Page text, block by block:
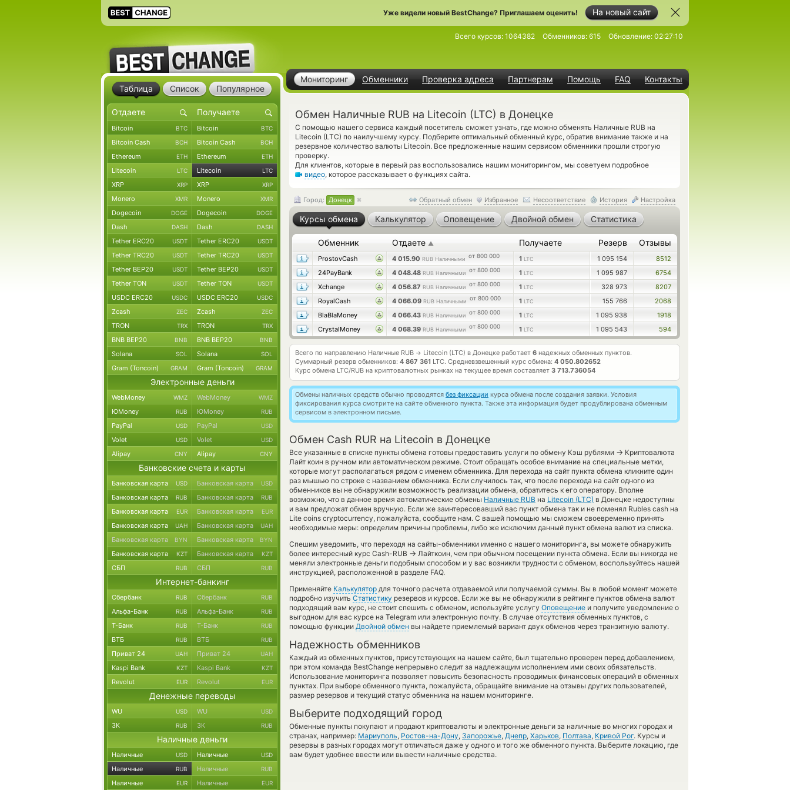
На новый сайт
Уже видели новый BestChange? Приглашаем оценить!
Мониторинг Обменники Проверка адреса Партнерам Помощь FAQ Контакты
Всего курсов: 1064382 Обменников: 615 Обновление: 02:27:10
Обмен Наличные RUB на Litecoin (LTC) в Донецке
С помощью нашего сервиса каждый посетитель сможет узнать, где можно обменять Наличные RUB на
Litecoin (LTC) по наилучшему курсу. Подберите оптимальный обменный курс, обратив внимание также и на
резервное количество валюты Litecoin. Все предложенные нашим сервисом обменники прошли строгую
проверку.
Для клиентов, которые в первый раз воспользовались нашим мониторингом, мы советуем подробное
видео, которое рассказывает о функциях сайта.
Обратный обмен Избранное Несоответствие История Настройка
Город: Донецк
Курсы обмена Калькулятор Оповещение Двойной обмен Статистика
Обменник Отдаете ▲ Получаете Резерв Отзывы
ProstovCash 4 015.90 RUB Наличными от 800 000 1 LTC 1 095 154
8512
24PayBank
4 048.48 RUB Наличными от 800 000 1 LTC 1 095 987
6754
Xchange
4 056.87 RUB Наличными от 800 000 1 LTC 328 973
8207
RoyalCash
4 066.09 RUB Наличными от 800 000 1 LTC 155 766
2068
BlaBlaMoney
4 066.43 RUB Наличными от 800 000 1 LTC 1 095 938
1918
CrystalMoney
4 068.39 RUB Наличными от 800 000 1 LTC 1 095 543 594
Всего по направлению Наличные RUB → Litecoin (LTC) в Донецке работает 6 надежных обменных пунктов.
Суммарный резерв обменников: 4 867 361 LTC. Средневзвешенный курс обмена: 4 050.802652
Курс обмена LTC/RUB на криптовалютных рынках на текущее время составляет 3 713.736054
Обмены наличных средств обычно проводятся без фиксации курса обмена после создания заявки. Условия
фиксирования курса смотрите на сайте обменного пункта. Также эта информация будет продублирована обменным
сервисом в электронном письме.
Обмен Cash RUR на Litecoin в Донецке
Все указанные в списке пункты обмена готовы предоставить услуги по обмену Кэш рублями → Криптовалюта
Лайт коин в ручном или автоматическом режиме. Стоит обращать особое внимание на специальные метки,
которые могут располагаться рядом с именем обменника. Для перехода на сайт пункта обмена кликните один
раз мышью по строке с названием обменника. Если случилось так, что после перехода на сайт одного из
обменников вы не обнаружили возможность реализации обмена, обратитесь к его оператору. Вполне
возможно, что в данное время автоматические обмены Наличные RUB на Litecoin (LTC) в Донецке недоступны
и вам предложат обмен вручную. Если же заинтересовавший вас пункт обмена так и не поменял Rubles cash на
Lite coins cryptocurrency, пожалуйста, сообщите нам. С вашей помощью мы сможем своевременно принять
необходимые меры: определим причины проблемы, либо же исключим данный пункт обмена валют из списка.
Спешим уведомить, что переходя на сайты-обменники именно с нашего мониторинга, вы можете обнаружить
более интересный курс Cash-RUB → Лайткоин, чем при обычном посещении пункта обмена. Если вы никогда не
меняли электронные деньги подобным способом и у вас возникли трудности с обменом, воспользуйтесь нашей
инструкцией, расположенной в разделе FAQ.
Применяйте Калькулятор для точного расчета отдаваемой или получаемой суммы. Вы в любой момент можете
подробно изучить Статистику резервов и курсов. Если же вы не обнаружили в рейтинге пунктов обмена валют
подходящий вам курс, не стоит спешить с обменом, используйте услугу Оповещение и получите уведомление о
выгодном для вас курсе на Telegram или электронную почту. В случае отсутствия обменных пунктов, с
помощью функции Двойной обмен вы найдете приемлемый вариант двух обменов через транзитную валюту.
Надежность обменников
Каждый из обменных пунктов, присутствующих на нашем сайте, был тщательно проверен перед добавлением,
при этом команда BestChange непрерывно следит за надлежащим исполнением ими своих обязательств.
Использование мониторинга позволяет повысить безопасность проводимых финансовых операций в обменных
пунктах. При выборе обменного пункта, пожалуйста, обращайте внимание на отзывы других пользователей,
размер резервов и текущий статус обменника на нашем мониторинге.
Выберите подходящий город
Обменные пункты покупают и продают криптовалюты и электронные деньги за наличные во многих городах и
странах, например: Мариуполь, Ростов-на-Дону, Запорожье, Днепр, Харьков, Полтава, Кривой Рог. Курсы и
резервы в разных городах могут отличаться даже у одного и того же обменного пункта. Выберите локацию, где
вам будет удобнее ввести или вывести наличные средства.
Таблица Список Популярное
Bitcoin BTC Bitcoin BTC
Bitcoin Cash BCH Bitcoin Cash BCH
Ethereum ETH Ethereum ETH
Litecoin LTC Litecoin LTC
XRP XRP XRP XRP
Monero XMR Monero XMR
Dogecoin DOGE Dogecoin DOGE
Dash DASH Dash DASH
Tether ERC20 USDT Tether ERC20 USDT
Tether TRC20 USDT Tether TRC20 USDT
Tether BEP20 USDT Tether BEP20 USDT
Tether TON USDT Tether TON USDT
USDC ERC20 USDC USDC ERC20 USDC
Zcash ZEC Zcash ZEC
TRON TRX TRON TRX
BNB BEP20 BNB BNB BEP20 BNB
Solana SOL Solana SOL
Gram (Toncoin) GRAM Gram (Toncoin) GRAM
Электронные деньги
WebMoney WMZ WebMoney WMZ
ЮMoney RUB ЮMoney RUB
PayPal USD PayPal USD
Volet USD Volet USD
Alipay CNY Alipay CNY
Банковские счета и карты
Банковская карта USD Банковская карта USD
Банковская карта RUB Банковская карта RUB
Банковская карта EUR Банковская карта EUR
Банковская карта UAH Банковская карта UAH
Банковская карта BYN Банковская карта BYN
Банковская карта KZT Банковская карта KZT
СБП RUB СБП RUB
Интернет-банкинг
Сбербанк RUB Сбербанк RUB
Альфа-Банк RUB Альфа-Банк RUB
Т-Банк RUB Т-Банк RUB
ВТБ RUB ВТБ RUB
Приват 24 UAH Приват 24 UAH
Kaspi Bank KZT Kaspi Bank KZT
Revolut EUR Revolut EUR
Денежные переводы
WU USD WU USD
ЗК RUB ЗК RUB
Наличные деньги
Наличные USD Наличные USD
Наличные RUB Наличные RUB
Наличные EUR Наличные EUR